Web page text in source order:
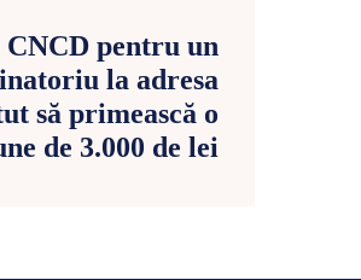
pentru un
la adresa
să primească o
de 3.000 de lei